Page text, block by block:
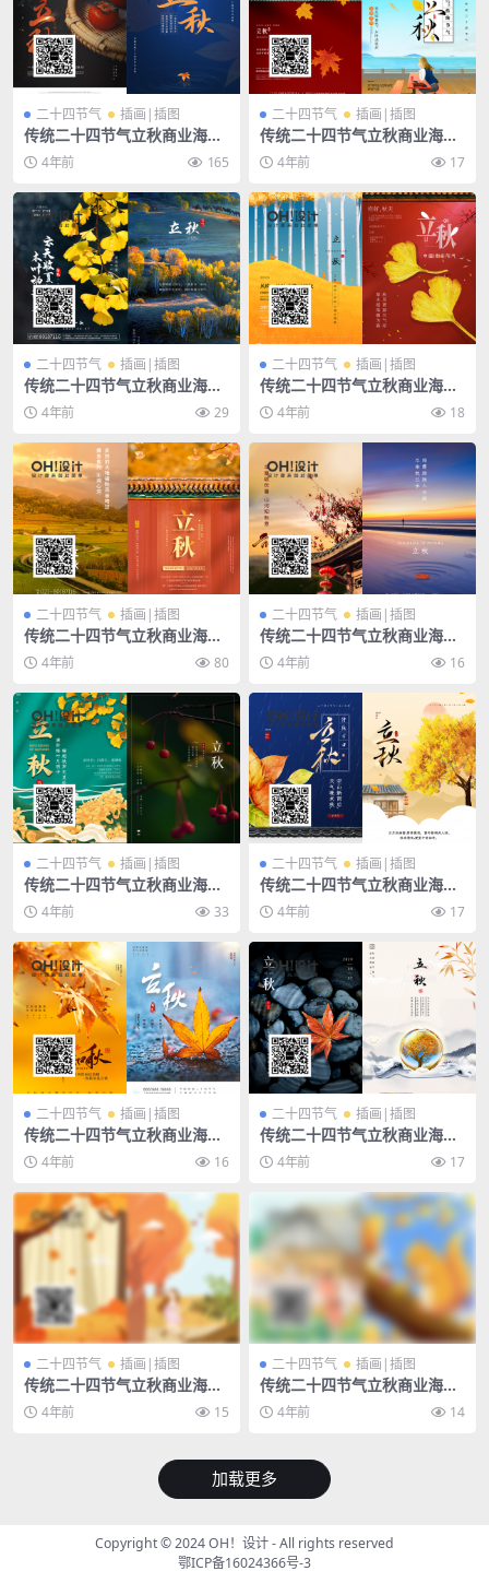
二十四节气 插画|插图
传统二十四节气立秋商业海报
插画宣传PSD素材模板
4年前 165
二十四节气 插画|插图
传统二十四节气立秋商业海报
插画宣传PSD素材模板
4年前 17
二十四节气 插画|插图
传统二十四节气立秋商业海报
插画宣传PSD素材模板
4年前 29
二十四节气 插画|插图
传统二十四节气立秋商业海报
插画宣传PSD素材模板
4年前 18
二十四节气 插画|插图
传统二十四节气立秋商业海报
插画宣传PSD素材模板
4年前 80
二十四节气 插画|插图
传统二十四节气立秋商业海报
插画宣传PSD素材模板
4年前 16
二十四节气 插画|插图
传统二十四节气立秋商业海报
插画宣传PSD素材模板
4年前 33
二十四节气 插画|插图
传统二十四节气立秋商业海报
插画宣传PSD素材模板
4年前 17
二十四节气 插画|插图
传统二十四节气立秋商业海报
插画宣传PSD素材模板
4年前 16
二十四节气 插画|插图
传统二十四节气立秋商业海报
插画宣传PSD素材模板
4年前 17
二十四节气 插画|插图
传统二十四节气立秋商业海报
插画宣传PSD素材模板
4年前 15
二十四节气 插画|插图
传统二十四节气立秋商业海报
插画宣传PSD素材模板
4年前 14
加载更多
Copyright © 2024OH！设计- All rights reserved
鄂ICP备16024366号-3